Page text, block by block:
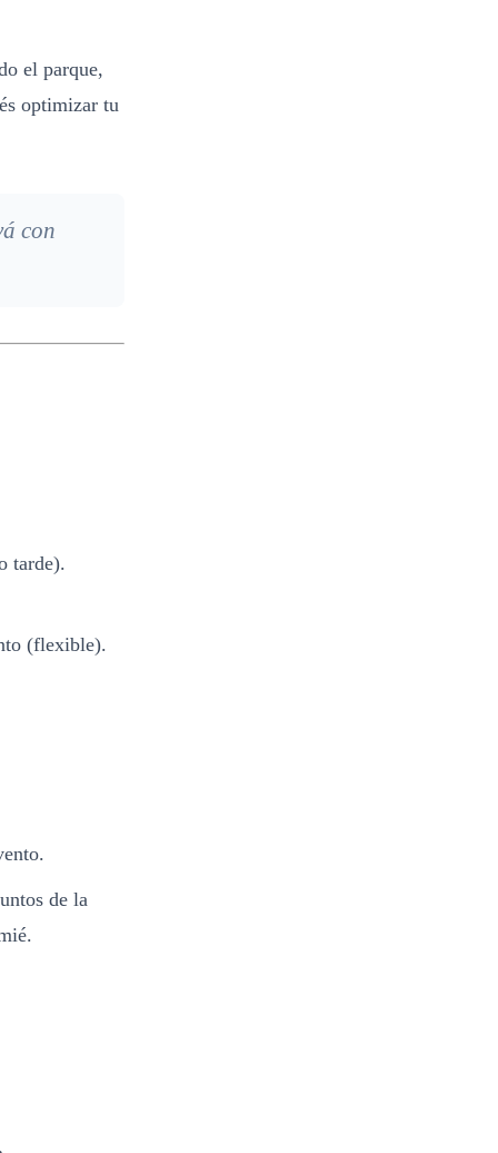
el parque,
optimizar tu
con
tarde).
(flexible).
de la